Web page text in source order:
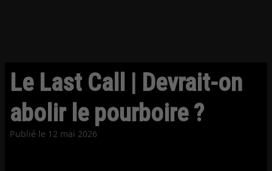
Le Last Call | Devrait-on
abolir le pourboire ?
Publié le 12 mai 2026